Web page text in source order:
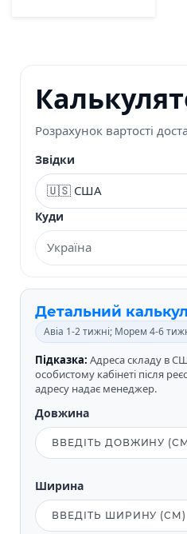
Розрахунок вартості
Звідки
Куди
Детальний
Авіа 1-2 тижні; Морем 4-6
Підказка: Адреса складу в
особистому кабінеті після
адресу надає менеджер.
Довжина
Ширина